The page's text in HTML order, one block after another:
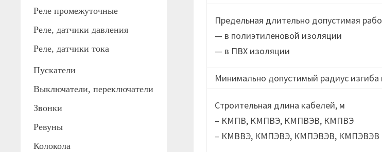
Предельная длительно допустимая
— в полиэтиленовой изоляции
— в ПВХ изоляции
Минимально допустимый радиус изгиба
Строительная длина кабелей, м
– КМПВ, КМПВЭ, КМПВЭВ, КМПВЭ
– КМВВЭ, КМПЭВЭ, КМПЭВЭВ, КМПЭВЭВ
Реле промежуточные
Реле, датчики давления
Реле, датчики тока
Пускатели
Выключатели, переключатели
Звонки
Ревуны
Колокола